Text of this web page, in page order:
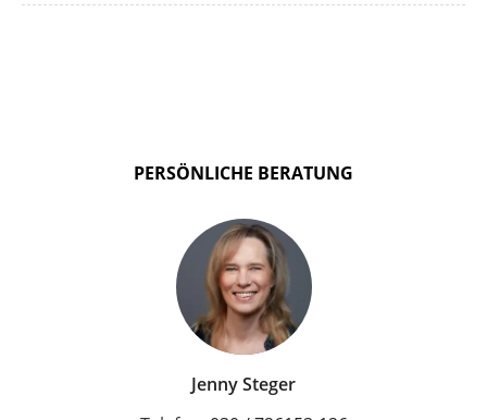
PERSÖNLICHE BERATUNG
Jenny Steger